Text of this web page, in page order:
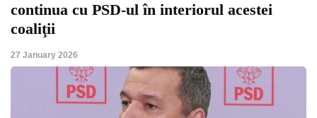
continua cu PSD-ul în interiorul acestei
coaliţii
27 January 2026